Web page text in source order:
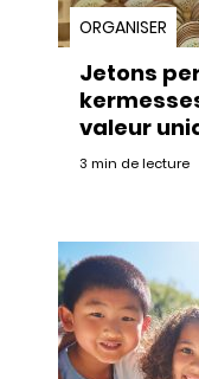
ORGANISER
Jetons
valeur
3 min de lecture